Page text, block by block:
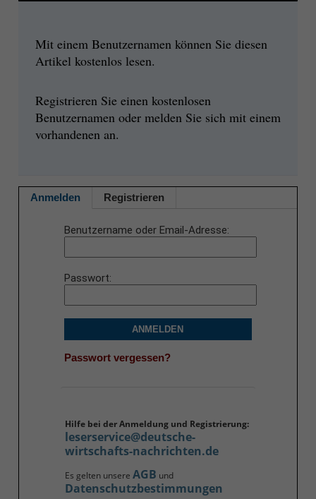
Mit einem Benutzernamen können Sie diesen
Artikel kostenlos lesen.
Registrieren Sie einen kostenlosen
Benutzernamen oder melden Sie sich mit einem
vorhandenen an.
Anmelden Registrieren
Benutzername oder Email-Adresse
Passwort
ANMELDEN
Passwort vergessen?
Hilfe bei der Anmeldung und Registrierung:
leserservice@deutsche-
wirtschafts-nachrichten.de
Es gelten unsere AGB und
Datenschutzbestimmungen